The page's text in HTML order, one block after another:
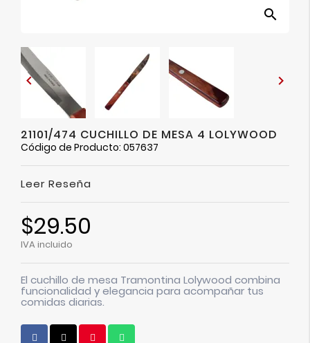
search
 
21101/474 CUCHILLO DE MESA 4 LOLYWOOD
Código de Producto: 057637
Leer Reseña
$29.50
IVA incluido
El cuchillo de mesa Tramontina Lolywood combina
funcionalidad y elegancia para acompañar tus
comidas diarias.